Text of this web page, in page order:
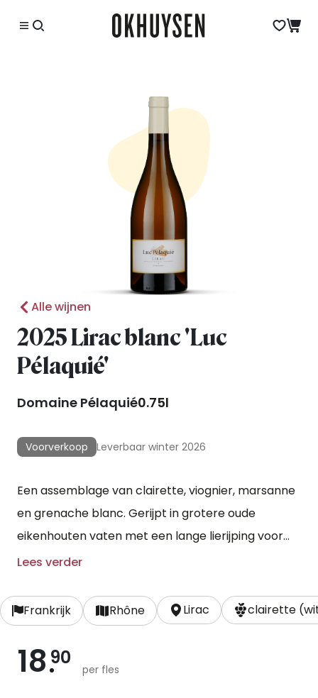
Alle wijnen
2025 Lirac blanc 'Luc
Pélaquié'
Domaine Pélaquié0.75l
Voorverkoop Leverbaar winter 2026
Een assemblage van clairette, viognier, marsanne
en grenache blanc. Gerijpt in grotere oude
eikenhouten vaten met een lange lierijping voor
structuur.
Lees verder
Frankrijk Rhône Lirac clairette
18 90
per fles